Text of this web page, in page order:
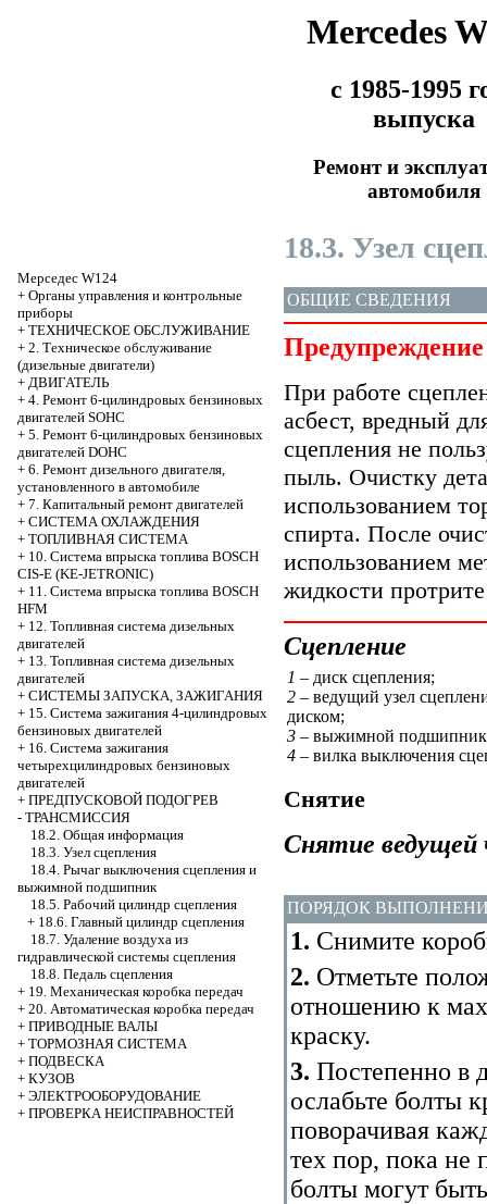
Mercedes
с 1985-1995
выпуска
Ремонт и
автомобиля
Мерседес W124
+ Органы управления и контрольные
приборы
+ ТЕХНИЧЕСКОЕ ОБСЛУЖИВАНИЕ
+ 2. Техническое обслуживание
(дизельные двигатели)
+ ДВИГАТЕЛЬ
+ 4. Ремонт 6-цилиндровых бензиновых
двигателей SOHC
+ 5. Ремонт 6-цилиндровых бензиновых
двигателей DOHC
+ 6. Ремонт дизельного двигателя,
установленного в автомобиле
+ 7. Капитальный ремонт двигателей
+ СИСТЕМА ОХЛАЖДЕНИЯ
+ ТОПЛИВНАЯ СИСТЕМА
+ 10. Система впрыска топлива BOSCH
CIS-E (KE-JETRONIC)
+ 11. Система впрыска топлива BOSCH
HFM
+ 12. Топливная система дизельных
двигателей
+ 13. Топливная система дизельных
двигателей
+ СИСТЕМЫ ЗАПУСКА, ЗАЖИГАНИЯ
+ 15. Система зажигания 4-цилиндровых
бензиновых двигателей
+ 16. Система зажигания
четырехцилиндровых бензиновых
двигателей
+ ПРЕДПУСКОВОЙ ПОДОГРЕВ
- ТРАНСМИССИЯ
18.2. Общая информация
18.3. Узел сцепления
18.4. Рычаг выключения сцепления и
выжимной подшипник
18.5. Рабочий цилиндр сцепления
+ 18.6. Главный цилиндр сцепления
18.7. Удаление воздуха из
гидравлической системы сцепления
18.8. Педаль сцепления
+ 19. Механическая коробка передач
+ 20. Автоматическая коробка передач
+ ПРИВОДНЫЕ ВАЛЫ
+ ТОРМОЗНАЯ СИСТЕМА
+ ПОДВЕСКА
+ КУЗОВ
+ ЭЛЕКТРООБОРУДОВАНИЕ
+ ПРОВЕРКА НЕИСПРАВНОСТЕЙ
18.3. Узел
ОБЩИЕ СВЕДЕНИЯ
Предупреждение
При работе
асбест, вредный
сцепления не
пыль. Очистку
использованием
спирта. После
использованием
жидкости
Сцепление
1 – диск сцепления;
2 – ведущий узел
диском;
3 – выжимной
4 – вилка выключения
Снятие
Снятие ведущей
ПОРЯДОК
1. Снимите
2. Отметьте
отношению к
краску.
3. Постепенно в
ослабьте болты
поворачивая
тех пор, пока не
болты могут